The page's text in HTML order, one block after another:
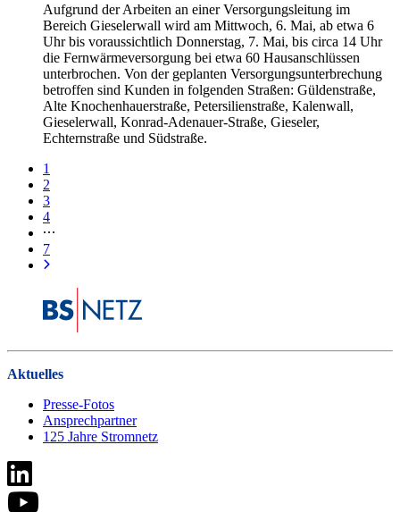
Aufgrund der Arbeiten an einer Versorgungsleitung im
Bereich Gieselerwall wird am Mittwoch, 6. Mai, ab etwa 6
Uhr bis voraussichtlich Donnerstag, 7. Mai, bis circa 14 Uhr
die Fernwärmeversorgung bei etwa 60 Hausanschlüssen
unterbrochen. Von der geplanten Versorgungsunterbrechung
betroffen sind Kunden in folgenden Straßen: Güldenstraße,
Alte Knochenhauerstraße, Petersilienstraße, Kalenwall,
Gieselerwall, Konrad-Adenauer-Straße, Gieseler,
Echternstraße und Südstraße.
1
2
3
4
7
Aktuelles
Presse-Fotos
Ansprechpartner
125 Jahre Stromnetz